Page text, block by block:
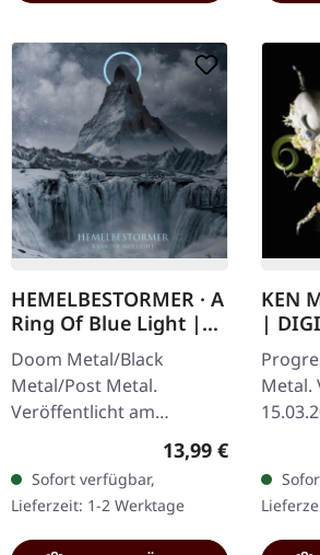
HEMELBESTORMER · A
Ring Of Blue Light |
DIGIPACK CD
Doom Metal/Black
Metal/Post Metal.
Veröffentlicht am
02.03.2018, auf Ván
Records. CD im Digipack
in 5-Panel Digipack mit
Heißfolienprägung.…
Regulärer Preis:
13,99 €
Sofort verfügbar,
Lieferzeit: 1-2 Werktage
KEN
|
Metal.
Mist.